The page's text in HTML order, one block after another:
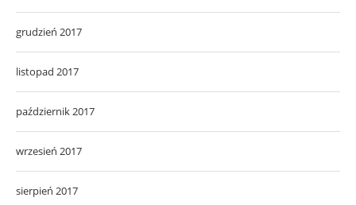
grudzień 2017
listopad 2017
październik 2017
wrzesień 2017
sierpień 2017